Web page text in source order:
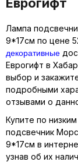
Лампа
9*17см по цене
декоративные
Еврогифт в
выбор и
подробными
отзывами о
Купите по
подсвечник
9*17см в
узнав об их